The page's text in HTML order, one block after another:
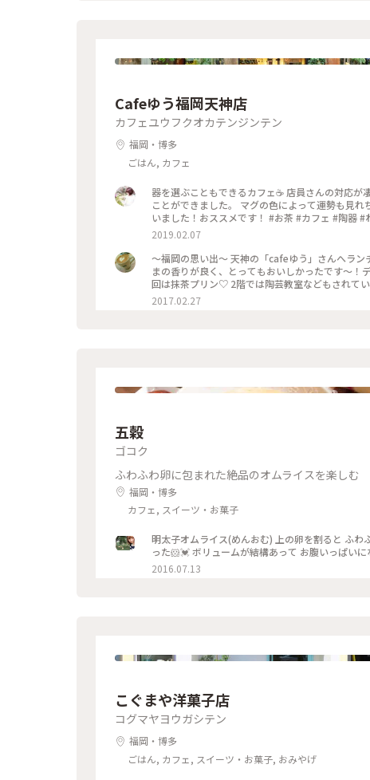
Cafeゆう福岡天神店
カフェユウフクオカテンジンテン
福岡・博多
ごはん, カフェ
器を選ぶこともできるカフェ☕️ 店員さんの対応
ことができました。 マグの色によって運勢も見
いました！おススメです！ #お茶 #カフェ #陶器 #
2019.02.07
〜福岡の思い出〜 天神の「cafeゆう」さんへランチへ♡クロワッサンサンドのセット(¥1400)をいただきました。ご
まの香りが良く、とってもおいしかったです〜！
回は抹茶プリン♡ 2階では陶芸教室などもされて
好きなものを選べます！くまの器がかわいすぎ
囲気で居心地よかったです！ #ランチ#天神#いつか
2017.02.27
五穀
ゴコク
ふわふわ卵に包まれた絶品のオムライスを楽しむ
福岡・博多
カフェ, スイーツ・お菓子
明太子オムライス(めんおむ) 上の卵を割ると ふ
2016.07.13
こぐまや洋菓子店
コグマヤヨウガシテン
福岡・博多
ごはん, カフェ, スイーツ・お菓子, おみやげ